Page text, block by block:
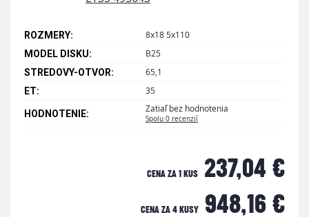
ROZMERY: 8x18 5x110
MODEL DISKU: B25
STREDOVY-OTVOR: 65,1
ET: 35
HODNOTENIE: Zatiaľ bez hodnotenia
Spolu 0 recenzií
CENA ZA 1 KUS 237,04 €
CENA ZA 4 KUSY 948,16 €